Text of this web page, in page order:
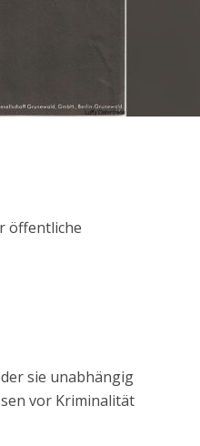
öffentliche
sie unabhängig
vor Kriminalität